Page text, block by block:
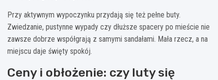
Przy aktywnym wypoczynku przydają się też pełne buty.
Zwiedzanie, pustynne wypady czy dłuższe spacery po mieście nie
zawsze dobrze współgrają z samymi sandałami. Mała rzecz, a na
miejscu daje święty spokój.
Ceny i obłożenie: czy luty się